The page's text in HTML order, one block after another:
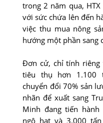
trong 2 năm qua,
với sức chứa lên đến
việc thu mua nông
hướng một phần sang
Đơn cử, chỉ tính riêng
tiêu thụ hơn 1.100
chuyển đổi 70% sản
nhãn để xuất sang
Minh đang tiến
ngô hạt và 3.000